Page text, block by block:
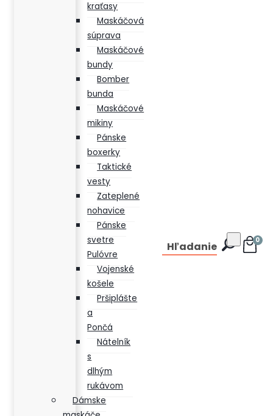
kraťasy
Maskáčová
súprava
Maskáčové
bundy
Bomber
bunda
Maskáčové
mikiny
Pánske
boxerky
Taktické
vesty
Zateplené
nohavice
Pánske
svetre
Pulóvre
Vojenské
košele
Pršiplášte
a
Pončá
Nátelník
s
dlhým
rukávom
Dámske
Hľadanie 0